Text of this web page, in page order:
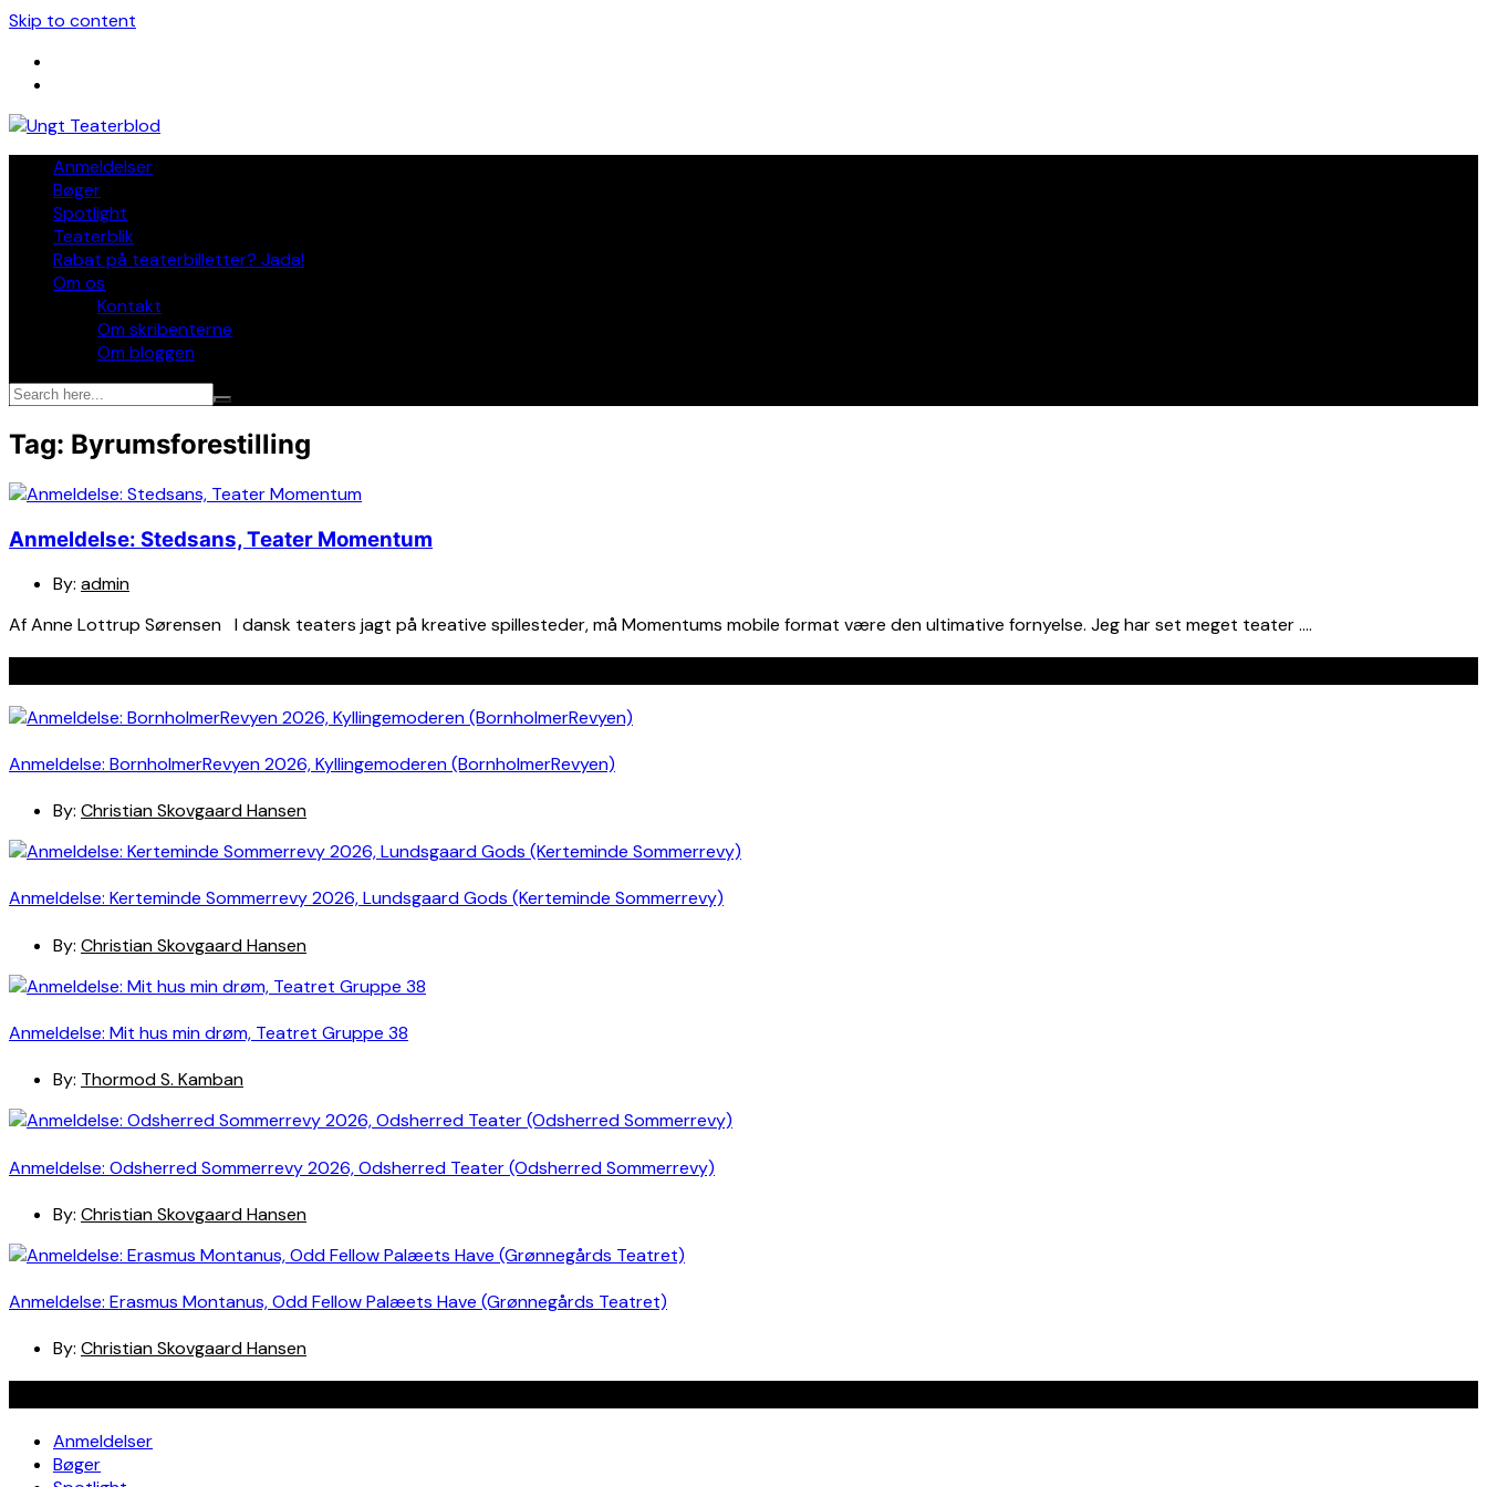
Skip to content
Anmeldelser
Bøger
Spotlight
Teaterblik
Rabat på teaterbilletter? Jada!
Om os
Kontakt
Om skribenterne
Om bloggen
Tag: Byrumsforestilling
Anmeldelse: Stedsans, Teater Momentum
By: admin
Af Anne Lottrup Sørensen I dansk teaters jagt på kreative spillesteder, må Momentums mobile format være den ultimative fornyelse. Jeg har set meget teater ….
Anmeldelse: BornholmerRevyen 2026, Kyllingemoderen (BornholmerRevyen)
By: Christian Skovgaard Hansen
Anmeldelse: Kerteminde Sommerrevy 2026, Lundsgaard Gods (Kerteminde Sommerrevy)
By: Christian Skovgaard Hansen
Anmeldelse: Mit hus min drøm, Teatret Gruppe 38
By: Thormod S. Kamban
Anmeldelse: Odsherred Sommerrevy 2026, Odsherred Teater (Odsherred Sommerrevy)
By: Christian Skovgaard Hansen
Anmeldelse: Erasmus Montanus, Odd Fellow Palæets Have (Grønnegårds Teatret)
By: Christian Skovgaard Hansen
Anmeldelser
Bøger